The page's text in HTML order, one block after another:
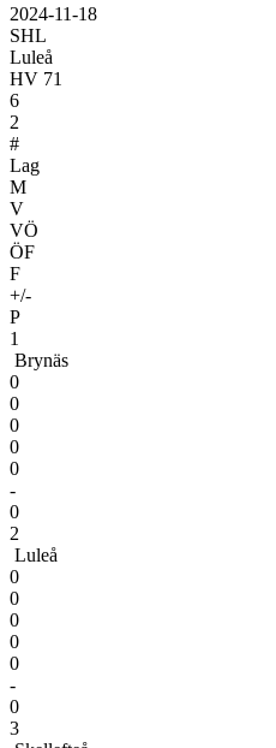
2024-11-18
SHL
Luleå
HV 71
6
2
#
Lag
M
V
VÖ
ÖF
F
+/-
P
1
Brynäs
0
0
0
0
0
-
0
2
Luleå
0
0
0
0
0
-
0
3